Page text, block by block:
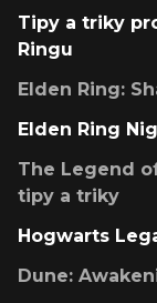
Tipy a triky
Ringu
Elden Ring:
Elden Ring
The Legend
tipy a triky
Hogwarts
Dune: